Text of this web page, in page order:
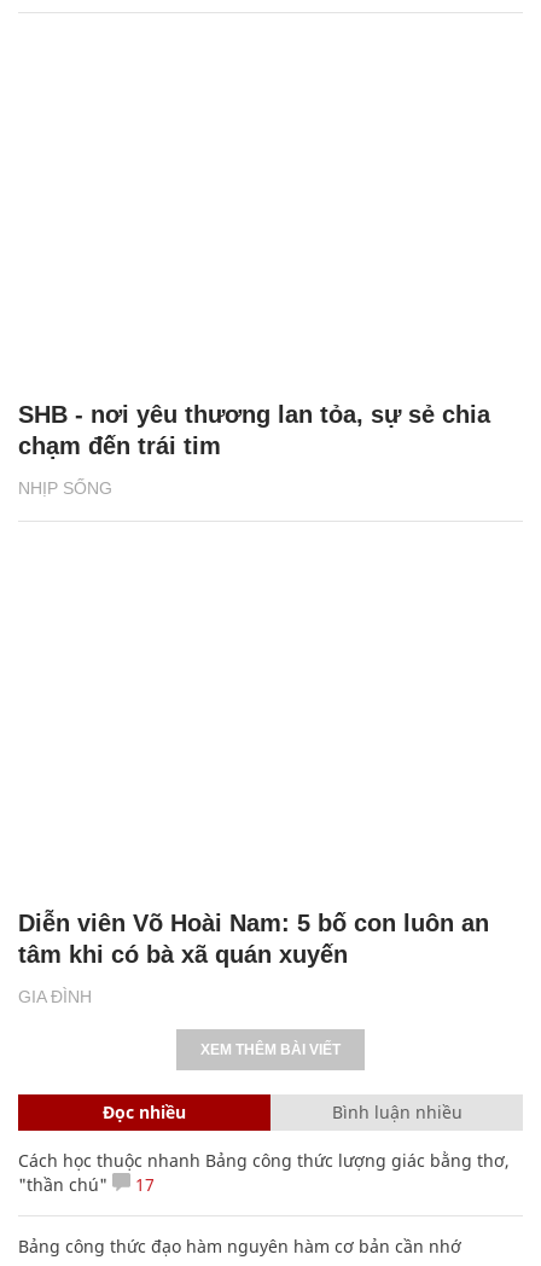
NHỊP SỐNG
SHB - nơi yêu thương lan tỏa, sự sẻ chia
chạm đến trái tim
GIA ĐÌNH
Diễn viên Võ Hoài Nam: 5 bố con luôn an
tâm khi có bà xã quán xuyến
XEM THÊM BÀI VIẾT
Đọc nhiều Bình luận nhiều
Cách học thuộc nhanh Bảng công thức lượng giác bằng thơ,
"thần chú"
17
Bảng công thức đạo hàm nguyên hàm cơ bản cần nhớ